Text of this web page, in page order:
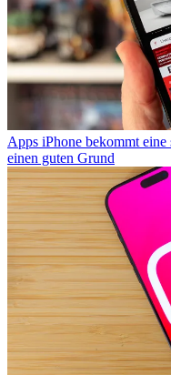
Apps iPhone bekommt
einen guten Grund